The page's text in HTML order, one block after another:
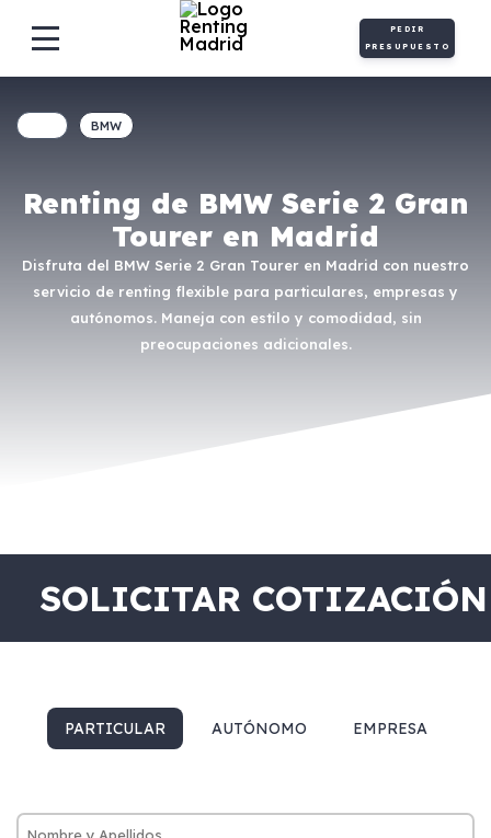
PEDIR
PRESUPUESTO
Renting de BMW Serie 2 Gran
Tourer en Madrid
Disfruta del BMW Serie 2 Gran Tourer en Madrid con nuestro
servicio de renting flexible para particulares, empresas y
autónomos. Maneja con estilo y comodidad, sin
preocupaciones adicionales.
BMW
SOLICITAR COTIZACIÓN
PARTICULAR AUTÓNOMO EMPRESA